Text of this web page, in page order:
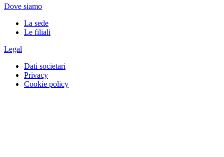
Dove siamo
La sede
Le filiali
Legal
Dati societari
Privacy
Cookie policy